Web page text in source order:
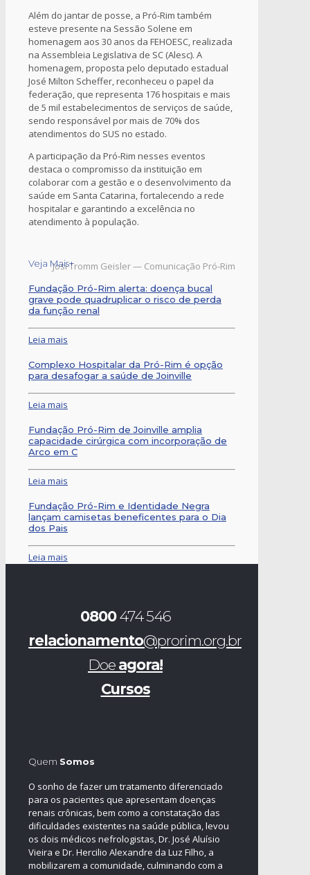
Além do jantar de posse, a Pró-Rim também
esteve presente na Sessão Solene em
homenagem aos 30 anos da FEHOESC, realizada
na Assembleia Legislativa de SC (Alesc). A
homenagem, proposta pelo deputado estadual
José Milton Scheffer, reconheceu o papel da
federação, que representa 176 hospitais e mais
de 5 mil estabelecimentos de serviços de saúde,
sendo responsável por mais de 70% dos
atendimentos do SUS no estado.
A participação da Pró-Rim nesses eventos
destaca o compromisso da instituição em
colaborar com a gestão e o desenvolvimento da
saúde em Santa Catarina, fortalecendo a rede
hospitalar e garantindo a excelência no
atendimento à população.
Josi Tromm Geisler — Comunicação Pró-Rim
Veja Mais+
Fundação Pró-Rim alerta: doença bucal
grave pode quadruplicar o risco de perda
da função renal
Leia mais
Complexo Hospitalar da Pró-Rim é opção
para desafogar a saúde de Joinville
Leia mais
Fundação Pró-Rim de Joinville amplia
capacidade cirúrgica com incorporação de
Arco em C
Leia mais
Fundação Pró-Rim e Identidade Negra
lançam camisetas beneficentes para o Dia
dos Pais
Leia mais
0800474 546
relacionamento@prorim.org.br
Doe agora!
Cursos
Quem Somos
O sonho de fazer um tratamento diferenciado
para os pacientes que apresentam doenças
renais crônicas, bem como a constatação das
dificuldades existentes na saúde pública, levou
os dois médicos nefrologistas, Dr. José Aluísio
Vieira e Dr. Hercilio Alexandre da Luz Filho, a
mobilizarem a comunidade, culminando com a